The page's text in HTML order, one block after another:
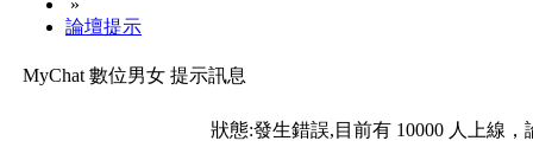
»
論壇提示
MyChat 數位男女 提示訊息
狀態:發生錯誤,目前有 10000 人上線